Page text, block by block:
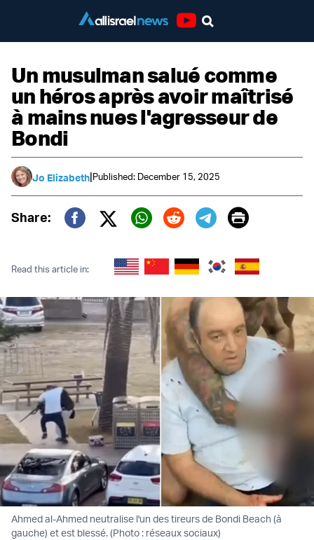
Un musulman salué comme
un héros après avoir maîtrisé
à mains nues l'agresseur de
Bondi
Jo Elizabeth|Published: December 15, 2025
Share:
Twitter (X)
Print
Read this article in:
Ahmed al-Ahmed neutralise l'un des tireurs de Bondi Beach (à
gauche) et est blessé. (Photo : réseaux sociaux)